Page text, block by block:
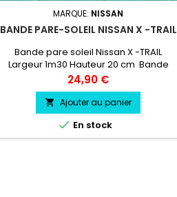
MARQUE: NISSAN
BANDE PARE-SOLEIL NISSAN X -TRAIL
Bande pare soleil Nissan X -TRAIL
Largeur 1m30 Hauteur 20 cm Bande
Pare soleil couleur au choix Logo
Nissan X -TRAIL couleur au choix
Prix
24,90 €
 Ajouter au panier
 En stock